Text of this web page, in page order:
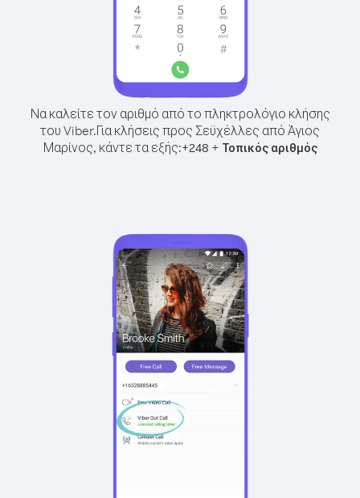
Να καλείτε τον αριθμό από το πληκτρολόγιο κλήσης
του Viber.Για κλήσεις προς Σεϋχέλλες από Άγιος
Μαρίνος, κάντε τα εξής:+248 + Τοπικός αριθμός